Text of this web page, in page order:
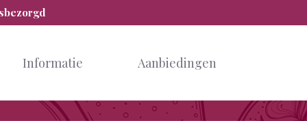
Informatie Aanbiedingen